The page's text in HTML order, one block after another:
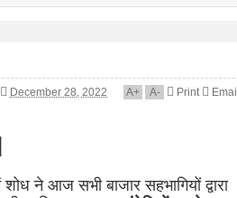
December 28, 2022 A+ A- Print Email
ने आज सभी बाजार सहभागियों द्वारा